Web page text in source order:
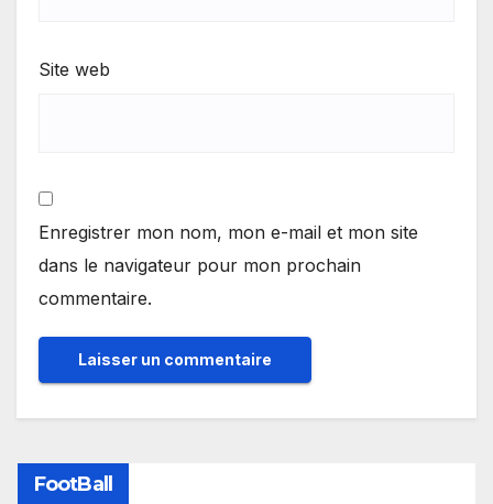
Site web
Enregistrer mon nom, mon e-mail et mon site
dans le navigateur pour mon prochain
commentaire.
FootBall